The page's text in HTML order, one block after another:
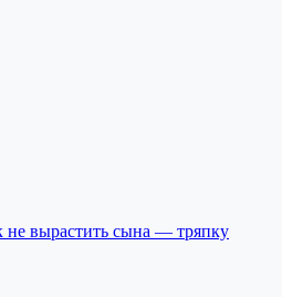
вырастить сына — тряпку